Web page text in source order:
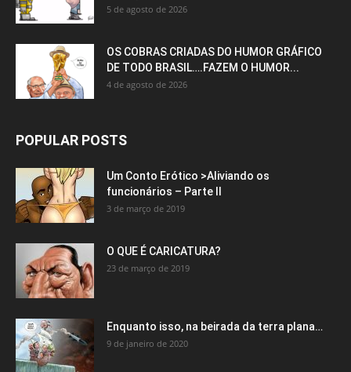
5 de agosto de 2026
OS COBRAS CRIADAS DO HUMOR GRÁFICO
DE TODO BRASIL….FAZEM O HUMOR...
4 de agosto de 2026
POPULAR POSTS
Um Conto Erótico >Aliviando os
funcionários – Parte II
3 de março de 2019
O QUE É CARICATURA?
23 de março de 2019
Enquanto isso, na beirada da terra plana…
9 de janeiro de 2020